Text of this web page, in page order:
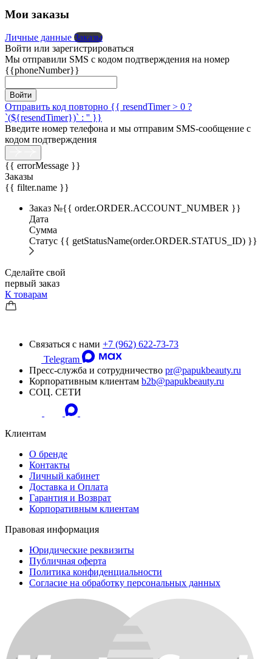
Мои заказы
Личные данные Заказы
Войти или зарегистрироваться
Мы отправили SMS с кодом подтверждения на номер
{{phoneNumber}}
Войти
Отправить код повторно {{ resendTimer > 0 ?
`(${resendTimer})` : '' }}
Введите номер телефона и мы отправим SMS-сообщение с
кодом подтверждения
{{ errorMessage }}
Заказы
{{ filter.name }}
Заказ №{{ order.ORDER.ACCOUNT_NUMBER }}
Дата
Сумма
Статус {{ getStatusName(order.ORDER.STATUS_ID) }}
Сделайте свой
первый заказ
К товарам
Связаться c нами +7 (962) 622-73-73
Telegram
Пресс-служба и сотрудничество pr@papukbeauty.ru
Корпоративным клиентам b2b@papukbeauty.ru
СОЦ. СЕТИ
Клиентам
О бренде
Контакты
Личный кабинет
Доставка и Оплата
Гарантия и Возврат
Корпоративным клиентам
Правовая информация
Юридические реквизиты
Публичная оферта
Политика конфиденциальности
Согласие на обработку персональных данных